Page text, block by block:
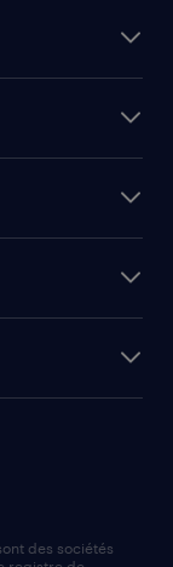
des sociétés